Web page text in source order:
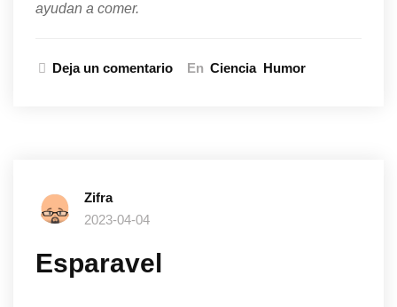
ayudan a comer.
Deja un comentario En Ciencia Humor
Zifra
2023-04-04
Esparavel